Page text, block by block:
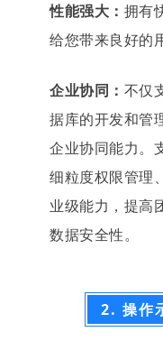
性能强大： 拥有
给您带来良好的
企业协同： 不仅
据库的开发和管
企业协同能力。
细粒度权限管理
业级能力，提高
数据安全性。
2. 操作